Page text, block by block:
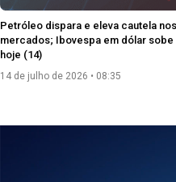
Petróleo dispara e eleva cautela nos
mercados; Ibovespa em dólar sobe
hoje (14)
14 de julho de 2026 08:35